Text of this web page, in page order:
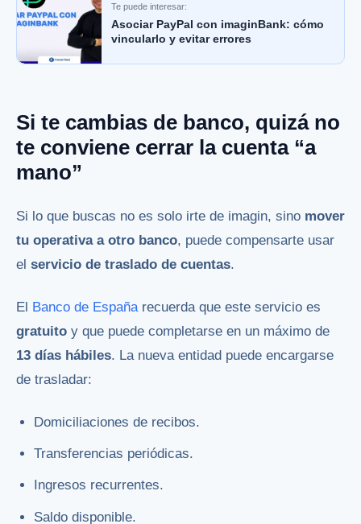
Te puede interesar:
Asociar PayPal con imaginBank: cómo
vincularlo y evitar errores
Si te cambias de banco, quizá no
te conviene cerrar la cuenta “a
mano”
Si lo que buscas no es solo irte de imagin, sino mover
tu operativa a otro banco, puede compensarte usar
el servicio de traslado de cuentas.
El Banco de España recuerda que este servicio es
gratuito y que puede completarse en un máximo de
13 días hábiles. La nueva entidad puede encargarse
de trasladar:
Domiciliaciones de recibos.
Transferencias periódicas.
Ingresos recurrentes.
Saldo disponible.